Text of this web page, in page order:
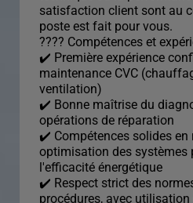
satisfaction client sont au
poste est fait pour vous.
???? Compétences et
✔️ Première expérience
maintenance CVC
ventilation)
✔️ Bonne maîtrise du
opérations de réparation
✔️ Compétences solides en
optimisation des systèmes
l'efficacité énergétique
✔️ Respect strict des
procédures, avec utilisation